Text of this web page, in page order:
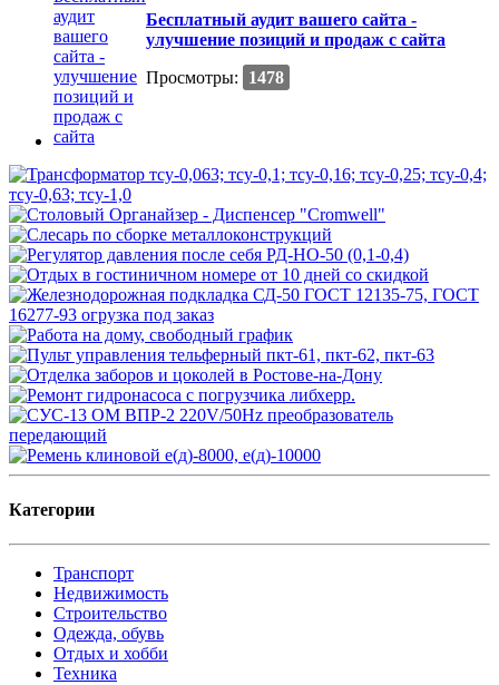
Бесплатный аудит вашего сайта -
улучшение позиций и продаж с сайта
Просмотры:
1478
Категории
Транспорт
Недвижимость
Строительство
Одежда, обувь
Отдых и хобби
Техника